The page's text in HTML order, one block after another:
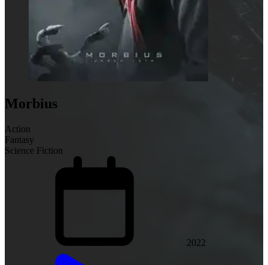
Morbius
Action
Fantasy
Science Fiction
2022